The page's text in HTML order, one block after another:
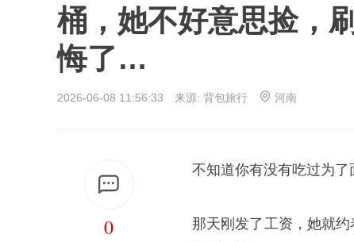
桶，她不好意思捡，
悔了…
2026-06-08 11:56:33 来源: 背包旅行 河南
0
不知道你有没有吃过为了
那天刚发了工资，她就